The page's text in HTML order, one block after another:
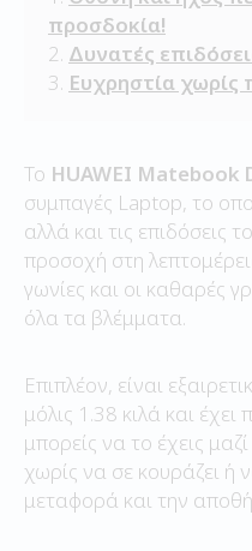
προσδοκία!
Δυνατές
Ευχρηστία χωρίς
Το HUAWEI Matebook
συμπαγές Laptop, το
αλλά και τις επιδόσεις
προσοχή στη
γωνίες και οι καθαρές
όλα τα βλέμματα.
Επιπλέον, είναι
μόλις 1.38 κιλά και
μπορείς να το έχεις
χωρίς να σε κουράζει ή
μεταφορά και την